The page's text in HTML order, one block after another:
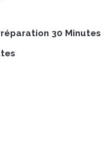
30 Minutes